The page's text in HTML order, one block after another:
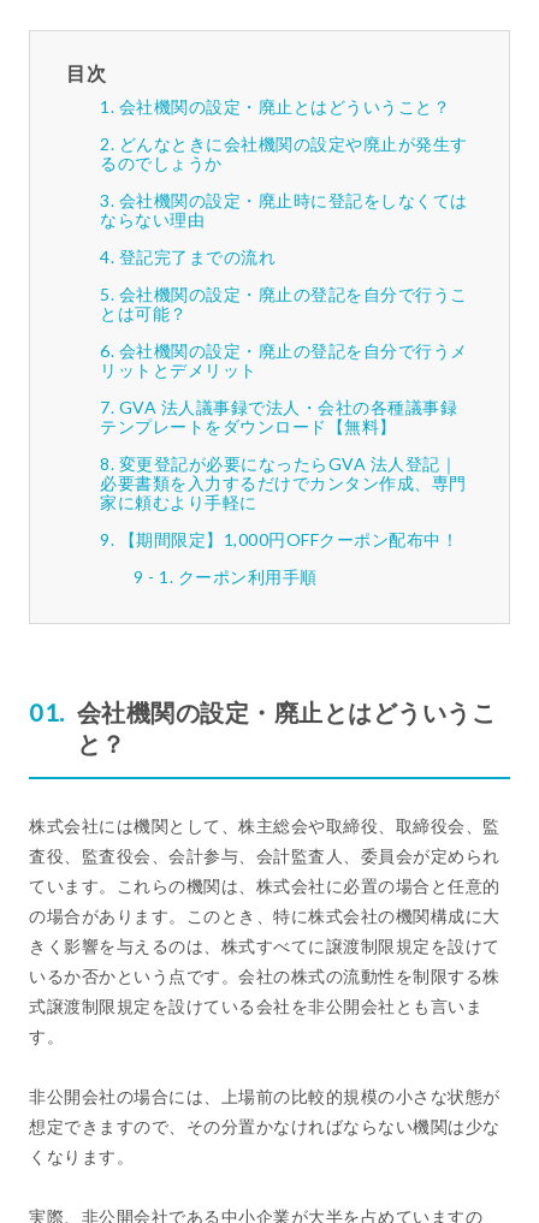
目次
会社機関の設定・廃止とはどういうこと？
どんなときに会社機関の設定や廃止が発生す
るのでしょうか
会社機関の設定・廃止時に登記をしなくては
ならない理由
登記完了までの流れ
会社機関の設定・廃止の登記を自分で行うこ
とは可能？
会社機関の設定・廃止の登記を自分で行うメ
リットとデメリット
GVA 法人議事録で法人・会社の各種議事録
テンプレートをダウンロード【無料】
変更登記が必要になったらGVA 法人登記｜
必要書類を入力するだけでカンタン作成、専門
家に頼むより手軽に
【期間限定】1,000円OFFクーポン配布中！
クーポン利用手順
会社機関の設定・廃止とはどういうこ
と？
株式会社には機関として、株主総会や取締役、取締役会、監
査役、監査役会、会計参与、会計監査人、委員会が定められ
ています。これらの機関は、株式会社に必置の場合と任意的
の場合があります。このとき、特に株式会社の機関構成に大
きく影響を与えるのは、株式すべてに譲渡制限規定を設けて
いるか否かという点です。会社の株式の流動性を制限する株
式譲渡制限規定を設けている会社を非公開会社とも言いま
す。
非公開会社の場合には、上場前の比較的規模の小さな状態が
想定できますので、その分置かなければならない機関は少な
くなります。
実際、非公開会社である中小企業が大半を占めていますの